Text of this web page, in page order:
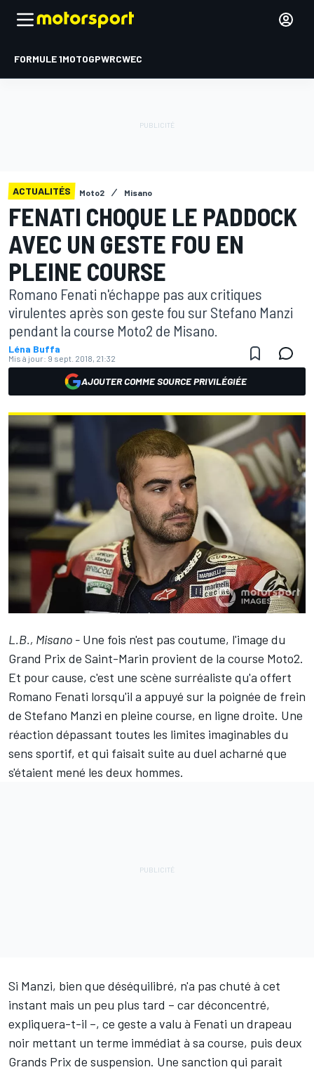
FORMULE 1MOTOGPWRCWEC
ACTUALITÉS Moto2 Misano
FENATI CHOQUE LE PADDOCK
AVEC UN GESTE FOU EN
PLEINE COURSE
Romano Fenati n'échappe pas aux critiques
virulentes après son geste fou sur Stefano Manzi
pendant la course Moto2 de Misano.
Léna Buffa
Mis à jour: 9 sept. 2018, 21:32
AJOUTER COMME SOURCE PRIVILÉGIÉE
L.B., Misano - Une fois n'est pas coutume, l'image du
Grand Prix de Saint-Marin provient de la course Moto2.
Et pour cause, c'est une scène surréaliste qu'a offert
Romano Fenati lorsqu'il a appuyé sur la poignée de frein
de Stefano Manzi en pleine course, en ligne droite. Une
réaction dépassant toutes les limites imaginables du
sens sportif, et qui faisait suite au duel acharné que
s'étaient mené les deux hommes.
Si Manzi, bien que déséquilibré, n'a pas chuté à cet
instant mais un peu plus tard – car déconcentré,
expliquera-t-il –, ce geste a valu à Fenati un drapeau
noir mettant un terme immédiat à sa course, puis deux
Grands Prix de suspension. Une sanction qui parait